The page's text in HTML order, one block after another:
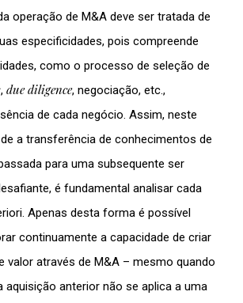
operação de M&A deve ser tratada de
especificidades, pois compreende
como o processo de seleção de
, due diligence, negociação, etc.,
de cada negócio. Assim, neste
a transferência de conhecimentos de
para uma subsequente ser
é fundamental analisar cada
Apenas desta forma é possível
continuamente a capacidade de criar
valor através de M&A – mesmo quando
aquisição anterior não se aplica a uma